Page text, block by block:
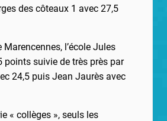
des côteaux 1 avec 27,5
Marencennes, l’école Jules
points suivie de très près par
24,5 puis Jean Jaurès avec
« collèges », seuls les